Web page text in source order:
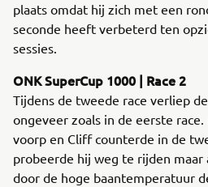
plaats omdat hij zich met een
seconde heeft verbeterd ten
sessies.
ONK SuperCup 1000 | Race 2
Tijdens de tweede race verliep
ongeveer zoals in de eerste
voorp en Cliff counterde in de
probeerde hij weg te rijden
door de hoge baantemperatuur